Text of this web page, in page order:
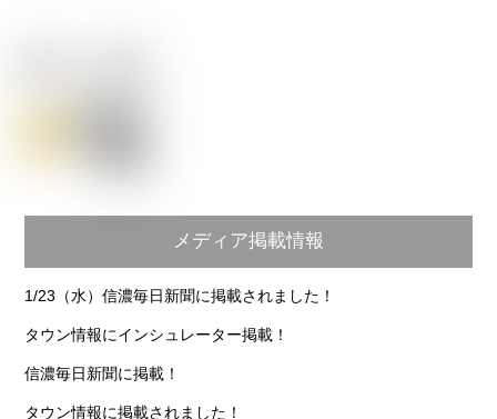
メディア掲載情報
1/23（水）信濃毎日新聞に掲載されました！
タウン情報にインシュレーター掲載！
信濃毎日新聞に掲載！
タウン情報に掲載されました！